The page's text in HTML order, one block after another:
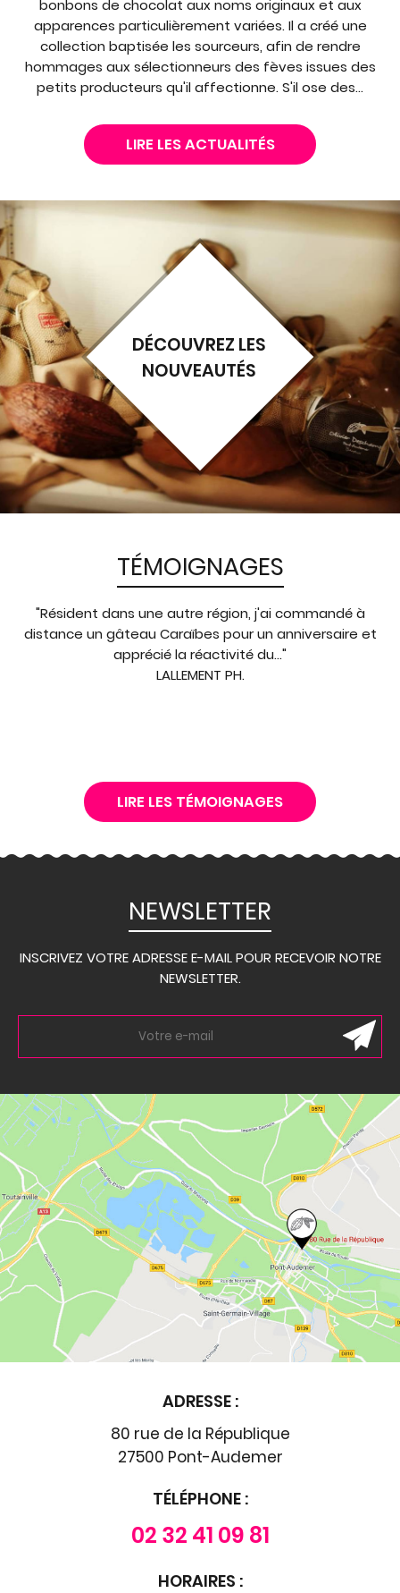
bonbons de chocolat aux noms originaux et aux
apparences particulièrement variées. Il a créé une
collection baptisée les sourceurs, afin de rendre
hommages aux sélectionneurs des fèves issues des
petits producteurs qu'il affectionne. S'il ose des...
LIRE LES ACTUALITÉS
DÉCOUVREZ LES
NOUVEAUTÉS
TÉMOIGNAGES
"Résident dans une autre région, j'ai commandé à
distance un gâteau Caraïbes pour un anniversaire et
apprécié la réactivité du..."
LALLEMENT PH.
LIRE LES TÉMOIGNAGES
NEWSLETTER
INSCRIVEZ VOTRE ADRESSE E-MAIL POUR RECEVOIR NOTRE
NEWSLETTER.
ADRESSE :
80 rue de la République
27500 Pont-Audemer
TÉLÉPHONE :
02 32 41 09 81
HORAIRES :